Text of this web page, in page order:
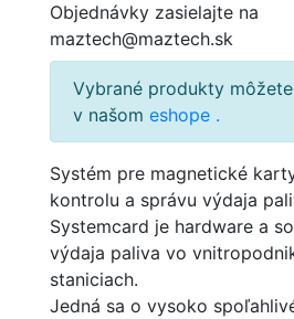
Objednávky zasielajte na
maztech@maztech.sk
Vybrané produkty
v našom eshope .
Systém pre magnetické
kontrolu a správu výdaja
Systemcard je hardware a
výdaja paliva vo
staniciach.
Jedná sa o vysoko